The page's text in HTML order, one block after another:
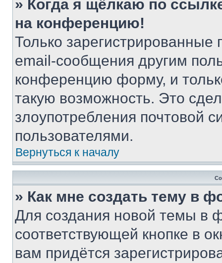
» Когда я щёлкаю по
на конференцию!
Только зарегистрированные
email-сообщения другим
конференцию форму, и
такую возможность. Это
злоупотребления почтовой
пользователями.
Вернуться к началу
» Как мне создать тему в
Для создания новой темы в
соответствующей кнопке в
вам придётся